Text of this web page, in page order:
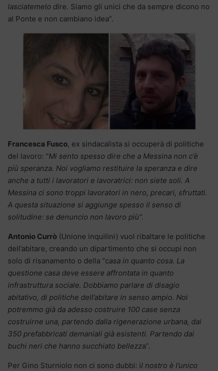
lasciatemelo dire. Siamo gli unici che da sempre dicono no
al Ponte e non cambiano idea”.
Francesca Fusco, ex sindacalista si occuperà di politiche
del lavoro: “Mi sento spesso dire che a Messina non c’è
più speranza. Noi vogliamo restituire la speranza e dire
anche a tutti i lavoratori e lavoratrici: non siete soli. A
Messina ci sono troppi lavoratori in nero, precari, sfruttati.
A questa situazione si aggiunge spesso il senso di
solitudine: se denuncio non lavoro più”.
Antonio Currò (Unione inquilini) vuol ribaltare le politiche
dell’abitare, creando un dipartimento che si occupi non
solo di risanamento o della “casa in quanto cosa. La
questione casa deve essere affrontata in quanto
infrastruttura sociale. Dobbiamo parlare di disagio
abitativo, di politiche dell’abitare in senso ampio. Noi
potremmo già da adesso costruire 100 case senza
costruirne una, partendo dalla rigenerazione urbana, dai
350 prefabbricati demaniali già esistenti. Partendo dai
buchi neri che hanno succhiato bellezza”.
Per Gino Sturniolo non ci sono dubbi: il nostro è l’unico